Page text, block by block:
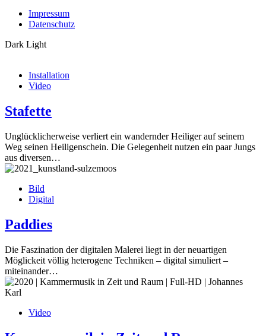
Impressum
Datenschutz
Dark Light
Installation
Video
Stafette
Unglücklicherweise verliert ein wandernder Heiliger auf seinem
Weg seinen Heiligenschein. Die Gelegenheit nutzen ein paar Jungs
aus diversen…
Bild
Digital
Paddies
Die Faszination der digitalen Malerei liegt in der neuartigen
Möglickeit völlig heterogene Techniken – digital simuliert –
miteinander…
Video